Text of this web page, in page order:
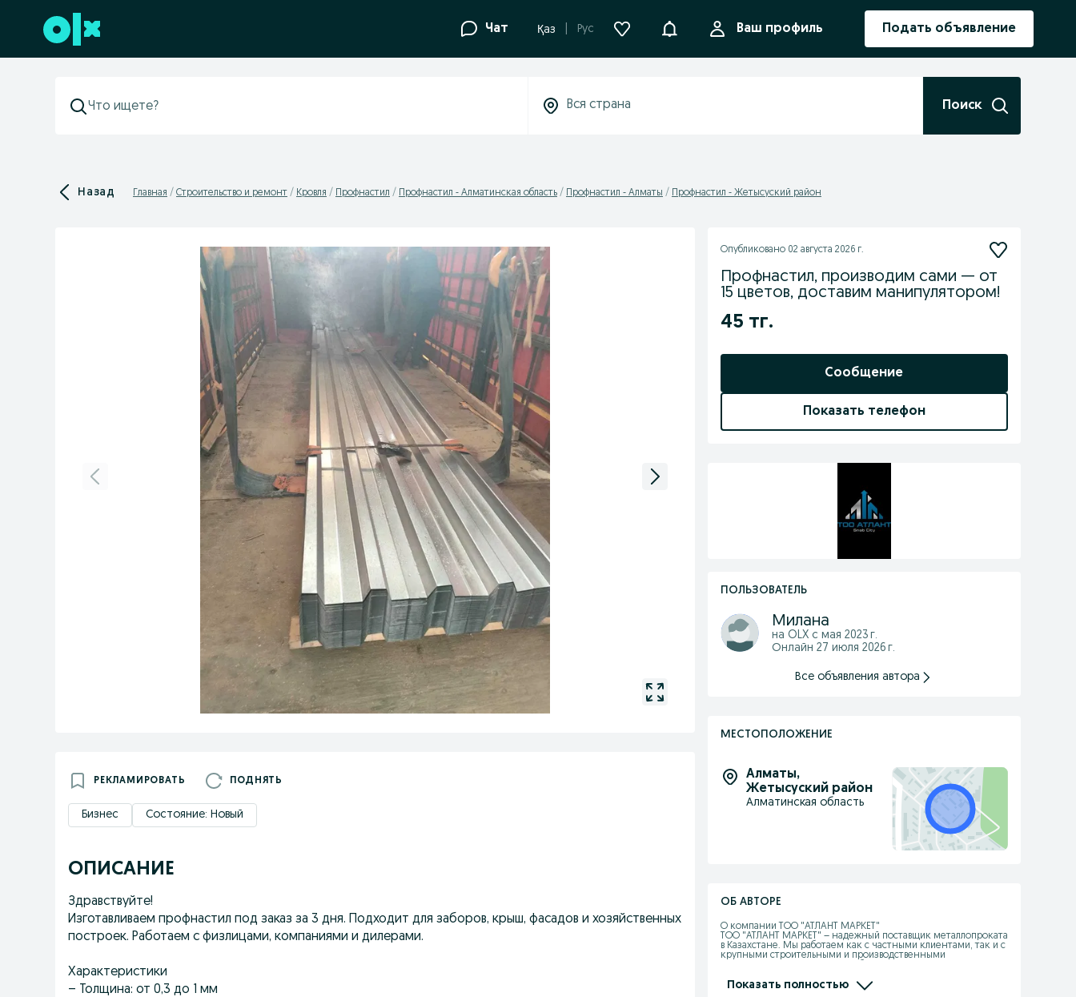
Перейти к нижнему колонтитулу Чат Қаз Рус УведомленияВаш профиль Подать объявление
Поиск
Назад Главная Строительство и ремонт Кровля Профнастил Профнастил - Алматинская область Профнастил - Алматы Профнастил - Жетысуский район
РЕКЛАМИРОВАТЬ ПОДНЯТЬ
Бизнес Состояние: Новый
ОПИСАНИЕ
Здравствуйте!
Изготавливаем профнастил под заказ за 3 дня. Подходит для заборов, крыш, фасадов и хозяйственных
построек. Работаем с физлицами, компаниями и дилерами.
Характеристики
– Толщина: от 0,3 до 1 мм
Опубликовано 02 августа 2026 г.
Профнастил, производим сами — от
15 цветов, доставим манипулятором!
45 тг.
Сообщение
Показать телефон
ПОЛЬЗОВАТЕЛЬ
Милана
на OLX с мая 2023 г.
Онлайн 27 июля 2026 г.
Все объявления автора
МЕСТОПОЛОЖЕНИЕ
Алматы,
Жетысуский район
Алматинская область
ОБ АВТОРЕ
О компании ТОО "АТЛАНТ МАРКЕТ"
ТОО "АТЛАНТ МАРКЕТ" – надежный поставщик металлопроката
в Казахстане. Мы работаем как с частными клиентами, так и с
крупными строительными и производственными
ассортимент и удобные условия сотрудничества.
Показать полностью